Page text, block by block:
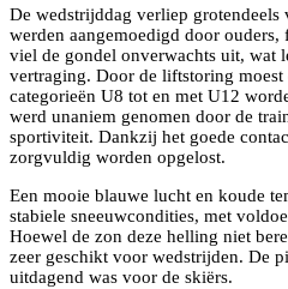
De wedstrijddag verliep grotendeels
werden aangemoedigd door ouders,
viel de gondel onverwachts uit, wat
vertraging. Door de liftstoring moest
categorieën U8 tot en met U12
werd unaniem genomen door de
sportiviteit. Dankzij het goede
zorgvuldig worden opgelost.
Een mooie blauwe lucht en koude
stabiele sneeuwcondities, met
Hoewel de zon deze helling niet
zeer geschikt voor wedstrijden. De
uitdagend was voor de skiërs.